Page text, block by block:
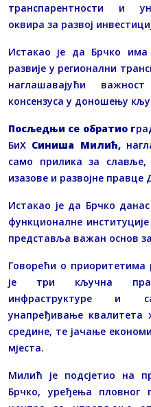
транспарентности и
оквира за развој
Истакао је да Брчко има
развије у регионални
наглашавајући
консензуса у доношењу
Посљедњи се обратио г
БиХ Синиша Милић,
само прилика за
изазове и развојне правце
Истакао је да Брчко
функционалне
представља важан основ
Говорећи о
је три кључна
инфраструктуре и
унапређивање
средине, те јачање
мјеста.
Милић је подсјетио на
Брчко, уређења пловног